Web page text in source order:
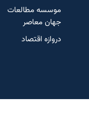
موسسه مطالعات
جهان معاصر
دروازه اقتصاد